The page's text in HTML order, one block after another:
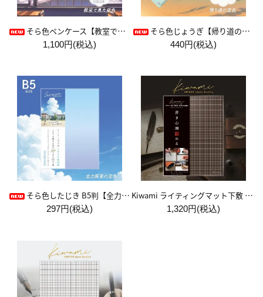
そら色ペンケース【教室で見た空色】
1,100円(税込)
そら色じょうぎ【帰り道の空色】
440円(税込)
そら色したじき B5判【全力疾走の空色】
297円(税込)
Kiwami ライティングマット下敷 A4+【ブラウン&キャメル】
1,320円(税込)